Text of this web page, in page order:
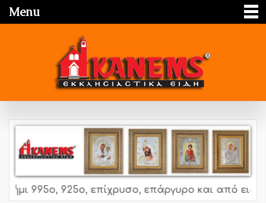
Menu
995o, 925o, επίχρυσο, επάργυρο και από ειδικό